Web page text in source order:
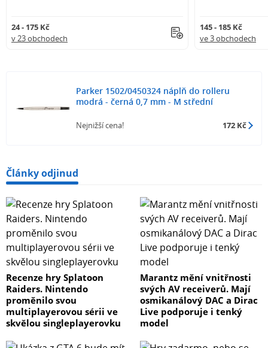
24 - 175 Kč
v 23 obchodech
145 - 185 Kč
ve 3 obchodech
Parker 1502/0450324 náplň do rolleru
modrá - černá 0,7 mm - M střední
Nejnižší cena! 172 Kč
Články odjinud
Recenze hry Splatoon
Raiders. Nintendo
proměnilo svou
multiplayerovou sérii ve
skvělou singleplayerovku
Marantz mění vnitřnosti
svých AV receiverů. Mají
osmikanálový DAC a Dirac
Live podporuje i tenký
model